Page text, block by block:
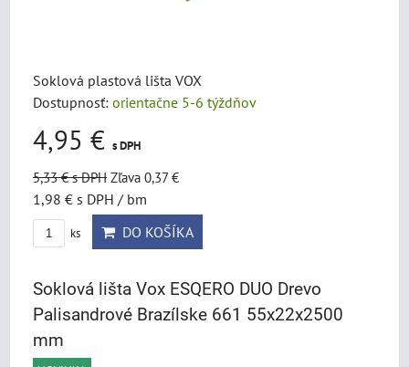
Soklová plastová lišta VOX
Dostupnosť: orientačne 5-6 týždňov
4,95 € s DPH
5,33 €s DPH Zľava 0,37 €
1,98 € s DPH / bm
ks DO KOŠÍKA
Soklová lišta Vox ESQERO DUO Drevo
Palisandrové Brazílske 661 55x22x2500
mm